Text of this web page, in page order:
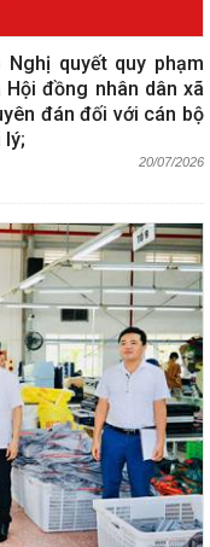
quyết quy phạm
đồng nhân dân xã
đán đối với cán bộ
lý;
20/07/2026